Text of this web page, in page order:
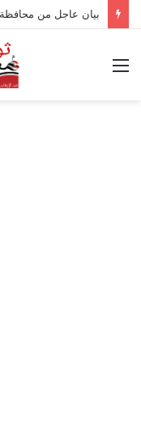
بيان عاجل من محافظة
القائمة